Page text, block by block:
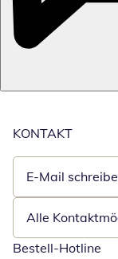
KONTAKT
E-Mail
Öffnet E-Mail-
Alle
Bestell-Hotline